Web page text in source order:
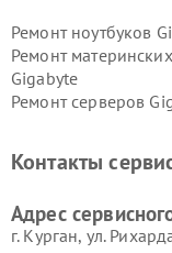
Ремонт ноутбуков
Ремонт
Gigabyte
Ремонт серверов
Контакты
Адрес
г. Курган, ул.